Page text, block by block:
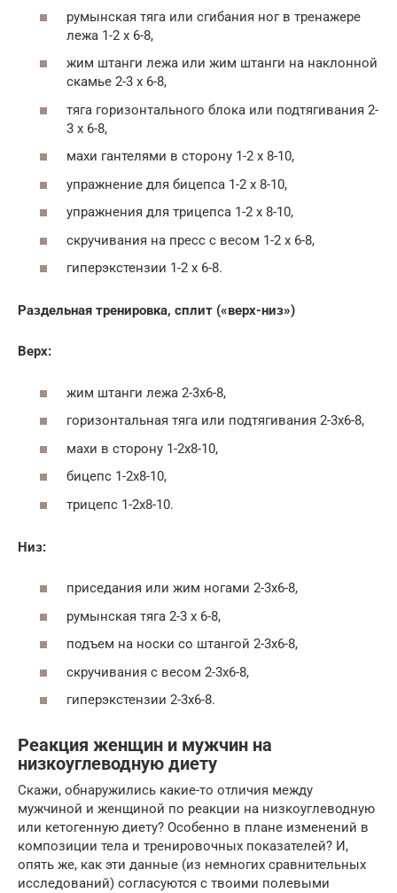
румынская тяга или сгибания ног в тренажере
лежа 1-2 х 6-8,
жим штанги лежа или жим штанги на наклонной
скамье 2-3 х 6-8,
тяга горизонтального блока или подтягивания 2-
3 х 6-8,
махи гантелями в сторону 1-2 х 8-10,
упражнение для бицепса 1-2 х 8-10,
упражнения для трицепса 1-2 х 8-10,
скручивания на пресс с весом 1-2 х 6-8,
гиперэкстензии 1-2 х 6-8.
Раздельная тренировка, сплит («верх-низ»)
Верх:
жим штанги лежа 2-3х6-8,
горизонтальная тяга или подтягивания 2-3х6-8,
махи в сторону 1-2х8-10,
бицепс 1-2х8-10,
трицепс 1-2х8-10.
Низ:
приседания или жим ногами 2-3х6-8,
румынская тяга 2-3 х 6-8,
подъем на носки со штангой 2-3х6-8,
скручивания с весом 2-3х6-8,
гиперэкстензии 2-3х6-8.
Реакция женщин и мужчин на
низкоуглеводную диету
Скажи, обнаружились какие-то отличия между
мужчиной и женщиной по реакции на низкоуглеводную
или кетогенную диету? Особенно в плане изменений в
композиции тела и тренировочных показателей? И,
опять же, как эти данные (из немногих сравнительных
исследований) согласуются с твоими полевыми